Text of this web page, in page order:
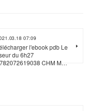
07:09
l'ebook pdb Le
du 6h27
CHM M…